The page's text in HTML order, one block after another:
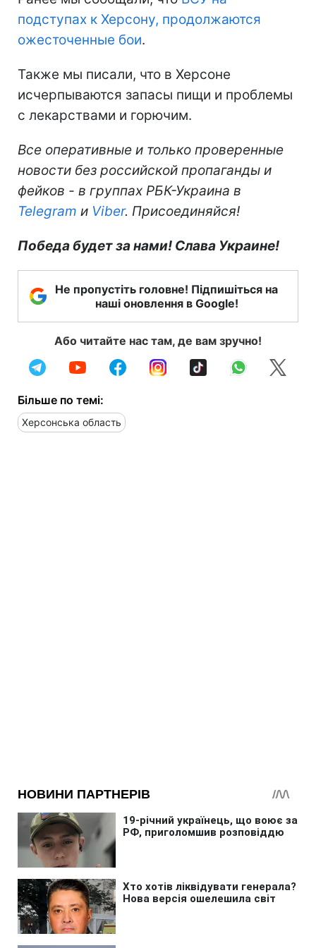
подступах к Херсону, продолжаются
ожесточенные бои.
Также мы писали, что в Херсоне
исчерпываются запасы пищи и проблемы
с лекарствами и горючим.
Все оперативные и только проверенные
новости без российской пропаганды и
фейков - в группах РБК-Украина в
Telegram и Viber. Присоединяйся!
Победа будет за нами! Слава Украине!
Не пропустіть головне! Підпишіться на
наші оновлення в Google!
Або читайте нас там, де вам зручно!
Більше по темі:
Херсонська область